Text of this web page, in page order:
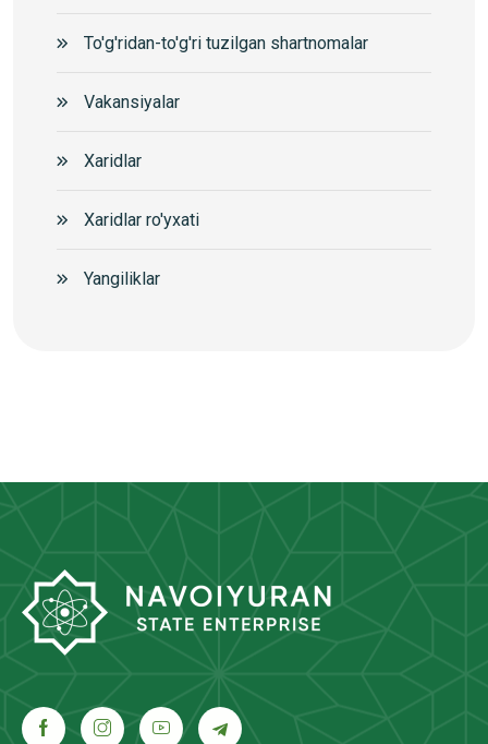
To'g'ridan-to'g'ri tuzilgan shartnomalar
Vakansiyalar
Xaridlar
Xaridlar ro'yxati
Yangiliklar